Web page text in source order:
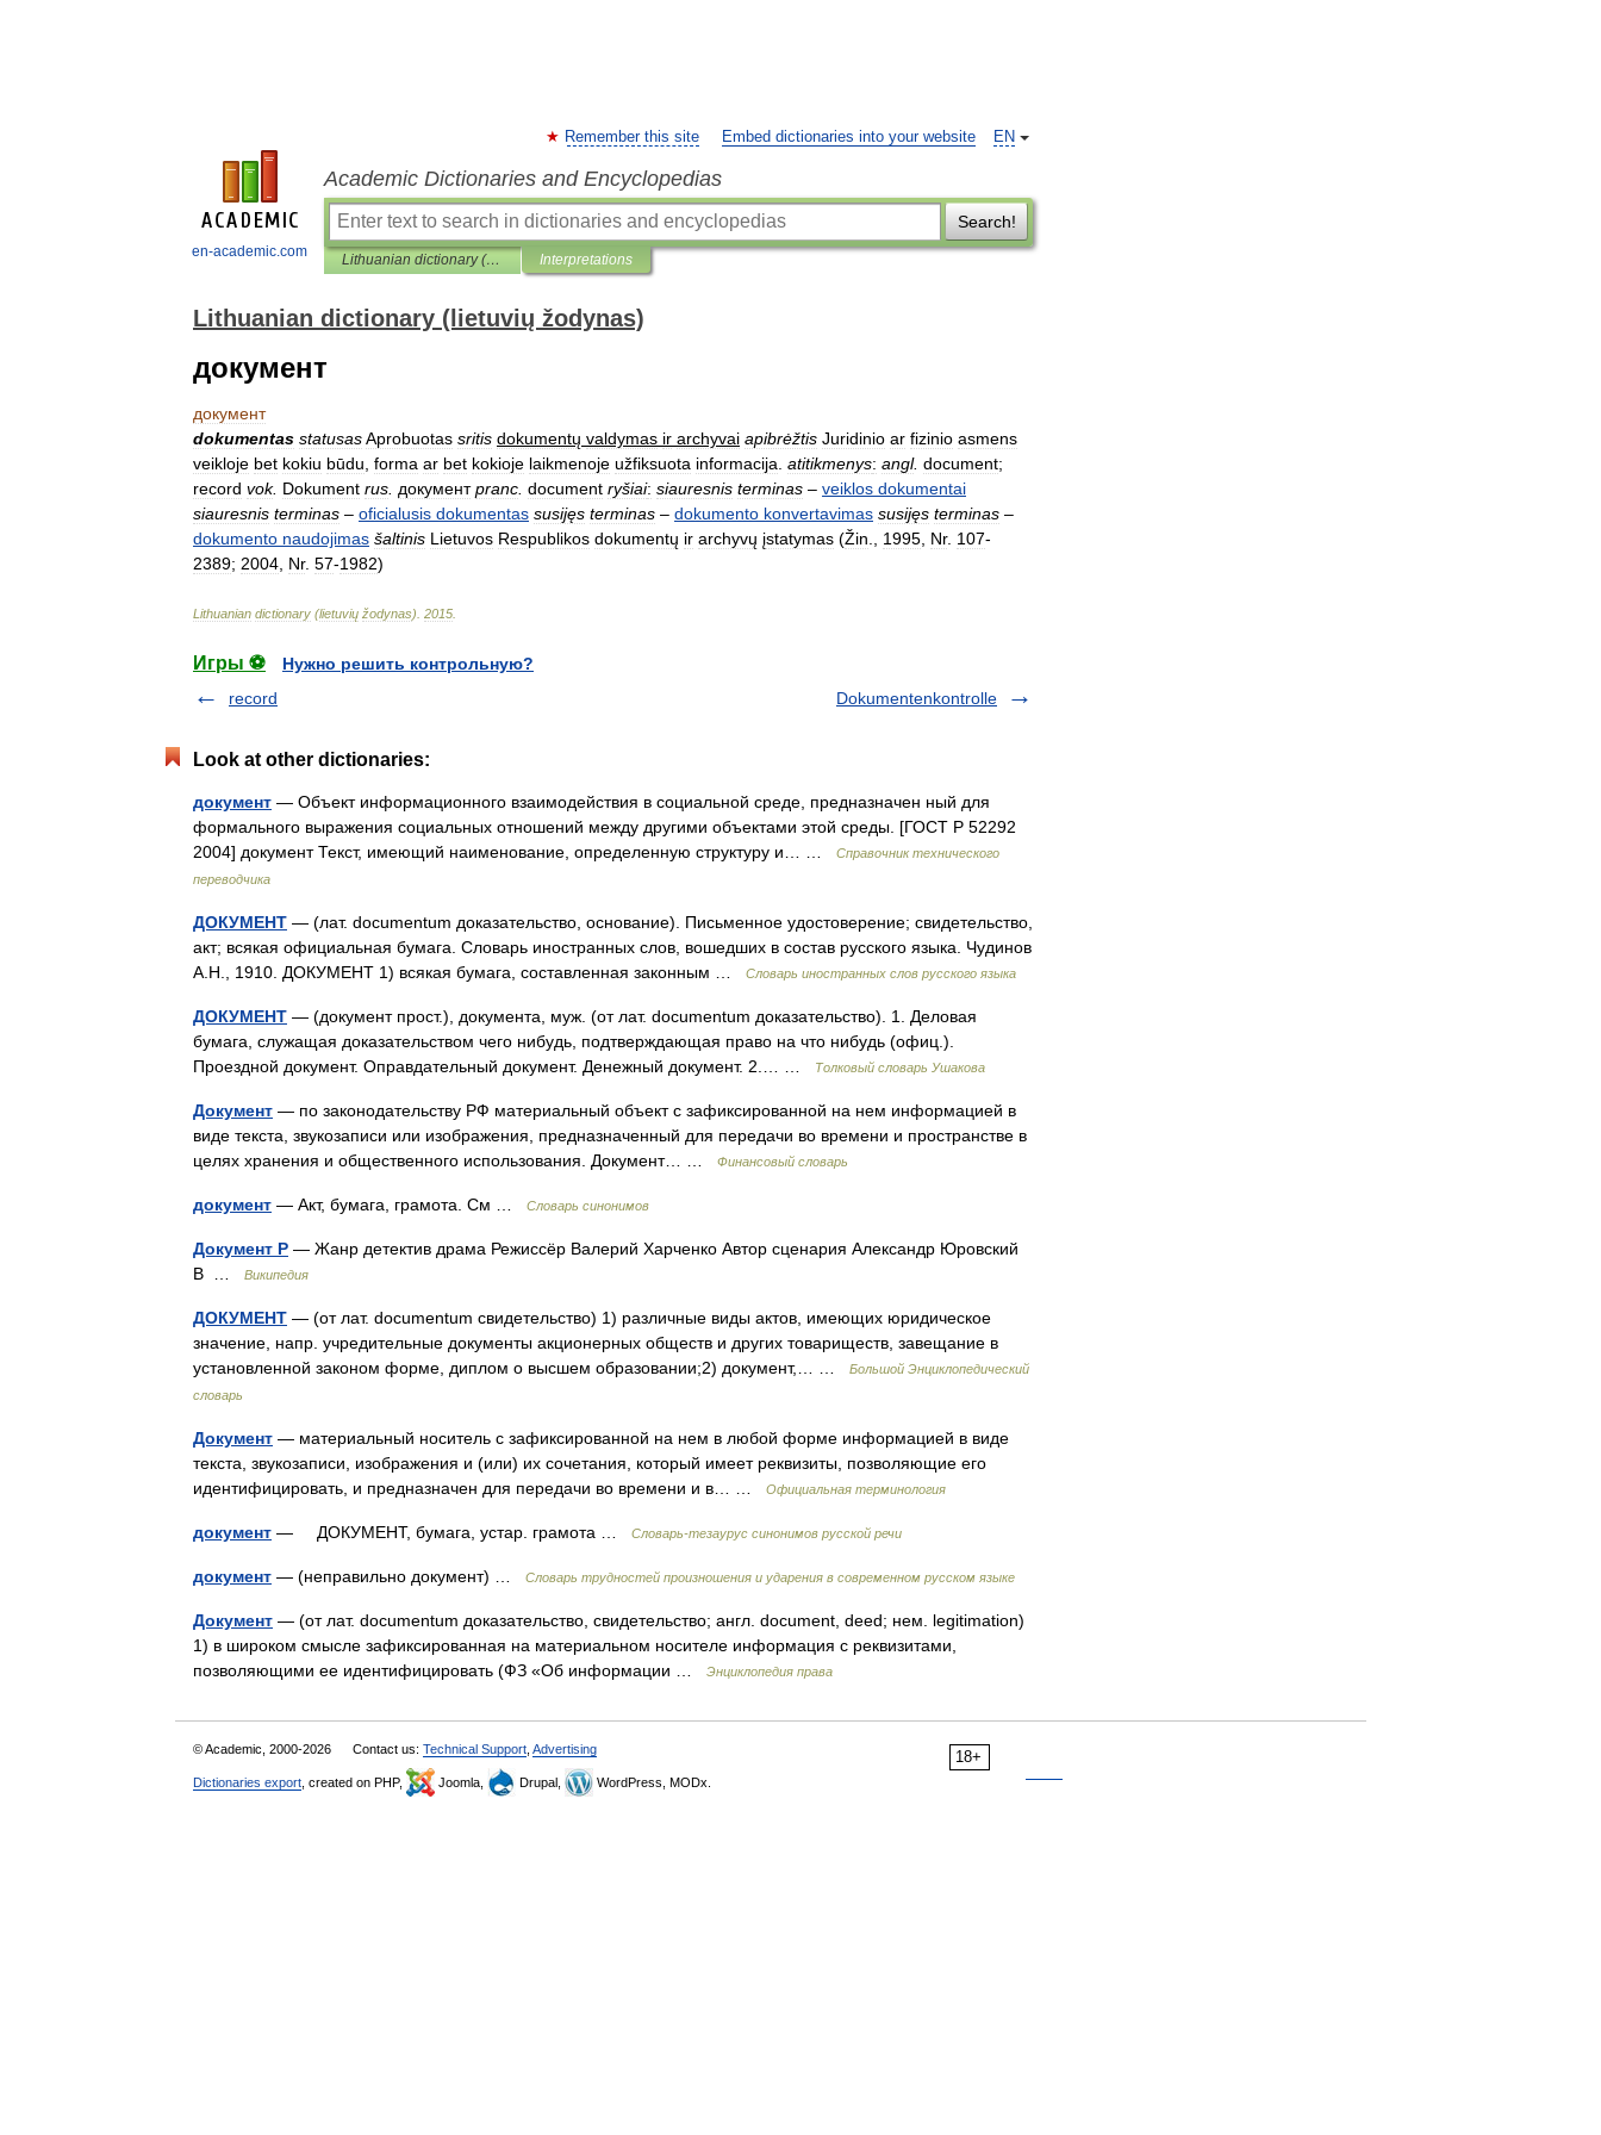
en-academic.com
EN
Remember this site Embed dictionaries into your website
Academic Dictionaries and Encyclopedias
Search!
Lithuanian dictionary (lietuvių žodynas) Interpretations
Lithuanian dictionary (lietuvių žodynas)
документ
документ
dokumentas statusasAprobuotas sritis dokumentų valdymas ir archyvai apibrėžtis Juridinio ar fizinio asmens
veikloje bet kokiu būdu forma ar bet kokioje laikmenoje užfiksuota informacija atitikmenys: angl. document;
record vok. Dokument rus документ pranc document ryšiai: siauresnis terminas – veiklos dokumentai
siauresnis terminas – oficialusis dokumentas susijęs terminas – dokumento konvertavimas susijęs terminas –
dokumento naudojimas šaltinis Lietuvos Respublikos dokumentų ir archyvų įstatymas (Žin 1995 Nr. 107-
2389; 2004 Nr. 57-1982)
Lithuanian dictionary (lietuvių žodynas) 2015
Игры ⚽
Нужно решить контрольную?
record
Dokumentenkontrolle
Look at other dictionaries:
документ — Объект информационного взаимодействия в социальной среде, предназначен ный для
формального выражения социальных отношений между другими объектами этой среды. [ГОСТ Р 52292
2004] документ Текст, имеющий наименование, определенную структуру и… …
Справочник технического
переводчика
ДОКУМЕНТ — (лат. documentum доказательство, основание). Письменное удостоверение; свидетельство,
акт; всякая официальная бумага. Словарь иностранных слов, вошедших в состав русского языка. Чудинов
А.Н., 1910. ДОКУМЕНТ 1) всякая бумага, составленная законным …
Словарь иностранных слов русского языка
ДОКУМЕНТ — (документ прост.), документа, муж. (от лат. documentum доказательство). 1. Деловая
бумага, служащая доказательством чего нибудь, подтверждающая право на что нибудь (офиц.).
Проездной документ. Оправдательный документ. Денежный документ. 2.… …
Толковый словарь Ушакова
Документ — по законодательству РФ материальный объект с зафиксированной на нем информацией в
виде текста, звукозаписи или изображения, предназначенный для передачи во времени и пространстве в
целях хранения и общественного использования. Документ… …
Финансовый словарь
документ — Акт, бумага, грамота. См … Словарь синонимов
Документ Р — Жанр детектив драма Режиссёр Валерий Харченко Автор сценария Александр Юровский
В …
Википедия
ДОКУМЕНТ — (от лат. documentum свидетельство) 1) различные виды актов, имеющих юридическое
значение, напр. учредительные документы акционерных обществ и других товариществ, завещание в
установленной законом форме, диплом о высшем образовании;2) документ,… …
Большой Энциклопедический
словарь
Документ — материальный носитель с зафиксированной на нем в любой форме информацией в виде
текста, звукозаписи, изображения и (или) их сочетания, который имеет реквизиты, позволяющие его
идентифицировать, и предназначен для передачи во времени и в… …
Официальная терминология
документ — ДОКУМЕНТ, бумага, устар. грамота … Словарь-тезаурус синонимов русской речи
документ — (неправильно документ) … Словарь трудностей произношения и ударения в современном русском языке
Документ — (от лат. documentum доказательство, свидетельство; англ. document, deed; нем. legitimation)
1) в широком смысле зафиксированная на материальном носителе информация с реквизитами,
позволяющими ее идентифицировать (ФЗ «Об информации …
Энциклопедия права
18+
© Academic, 2000-2026 Contact us: Technical Support Advertising
Dictionaries export , created on PHP, Joomla, Drupal, WordPress, MODx.